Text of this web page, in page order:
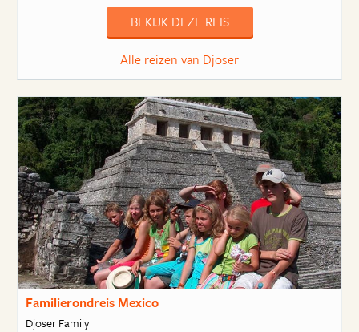
BEKIJK DEZE REIS
Alle reizen van Djoser
Familierondreis Mexico
Djoser Family